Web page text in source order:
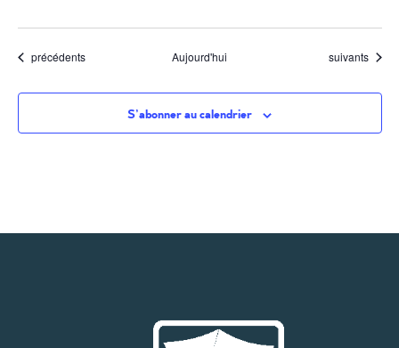
Évènements
précédents Aujourd'hui Évènements
suivants
S’abonner au calendrier